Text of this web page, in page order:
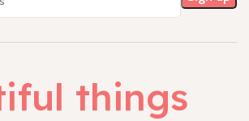
things